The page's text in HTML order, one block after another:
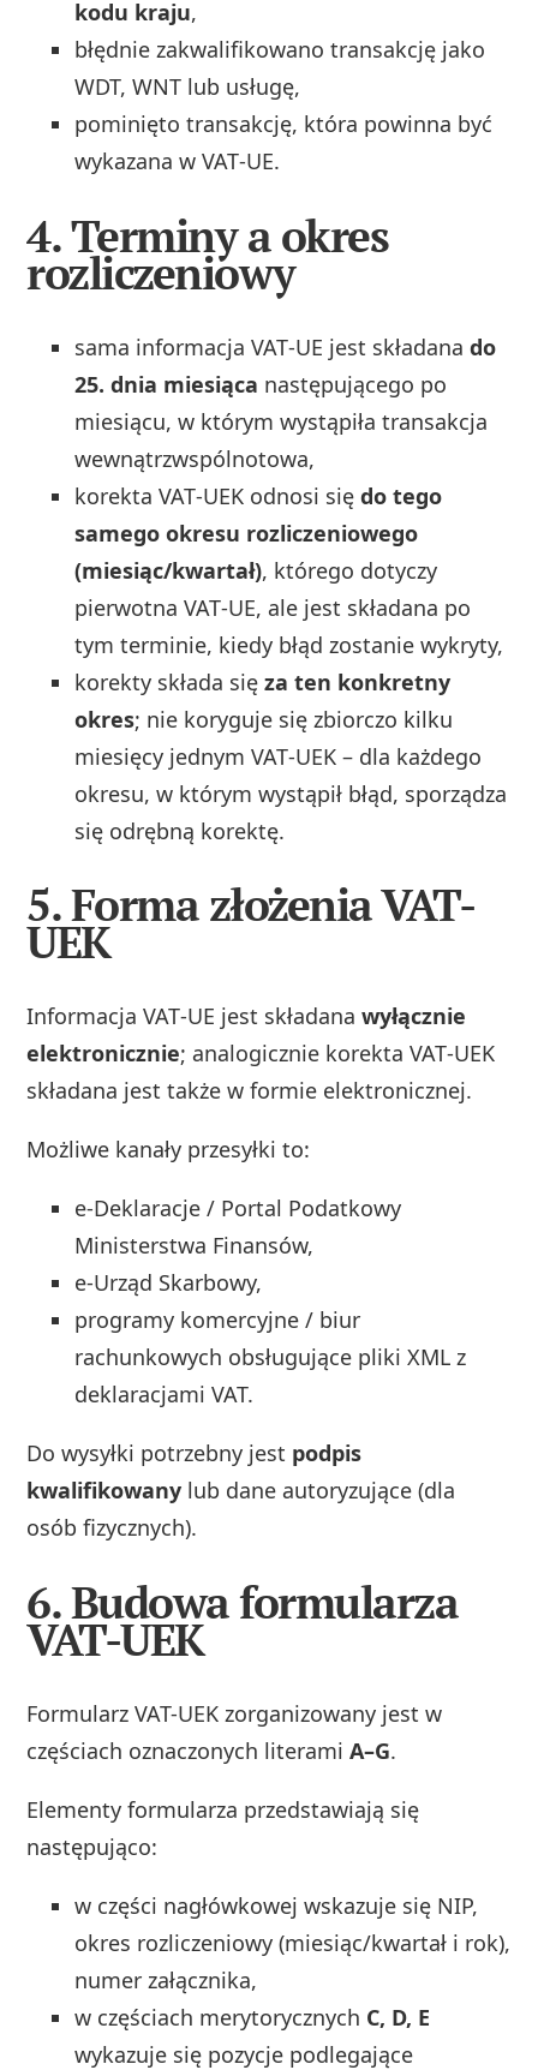
kodu kraju,
błędnie zakwalifikowano transakcję jako
WDT, WNT lub usługę,
pominięto transakcję, która powinna być
wykazana w VAT‑UE.
4. Terminy a okres
rozliczeniowy
sama informacja VAT‑UE jest składanado
25. dnia miesiąca następującego po
miesiącu, w którym wystąpiła transakcja
wewnątrzwspólnotowa,
korekta VAT‑UEK odnosi siędo tego
samego okresu rozliczeniowego
(miesiąc/kwartał), którego dotyczy
pierwotna VAT‑UE, ale jest składana po
tym terminie, kiedy błąd zostanie wykryty,
korekty składa sięza ten konkretny
okres; nie koryguje się zbiorczo kilku
miesięcy jednym VAT‑UEK – dla każdego
okresu, w którym wystąpił błąd, sporządza
się odrębną korektę.
5. Forma złożenia VAT-
UEK
Informacja VAT‑UE jest składanawyłącznie
elektronicznie; analogicznie korekta VAT‑UEK
składana jest także w formie elektronicznej.
Możliwe kanały przesyłki to:
e‑Deklaracje / Portal Podatkowy
Ministerstwa Finansów,
e‑Urząd Skarbowy,
programy komercyjne / biur
rachunkowych obsługujące pliki XML z
deklaracjami VAT.
Do wysyłki potrzebny jest podpis
kwalifikowany lub dane autoryzujące (dla
osób fizycznych).
6. Budowa formularza
VAT-UEK
Formularz VAT-UEK zorganizowany jest w
częściach oznaczonych literamiA–G.
Elementy formularza przedstawiają się
następująco:
w części nagłówkowej wskazuje się NIP,
okres rozliczeniowy (miesiąc/kwartał i rok),
numer załącznika,
w częściach merytorycznych C, D, E
wykazuje się pozycje podlegające